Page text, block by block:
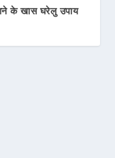
के खास घरेलु उपाय